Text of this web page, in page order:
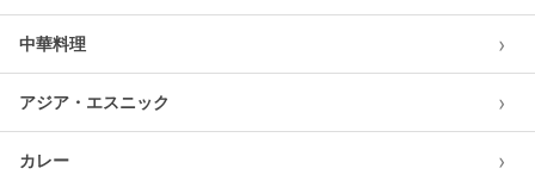
中華料理 ›
アジア・エスニック ›
カレー ›